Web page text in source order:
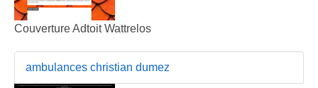
Couverture Adtoit Wattrelos
ambulances christian dumez